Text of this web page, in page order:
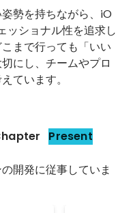
勢を持ちながら、iO
ッショナル性を追求し
まで行っても「いい
にし、チームやプロ
ています。
Present
開発に従事していま